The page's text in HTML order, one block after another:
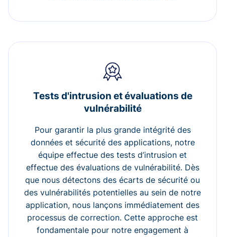
Tests d'intrusion et évaluations de
vulnérabilité
Pour garantir la plus grande intégrité des
données et sécurité des applications, notre
équipe effectue des tests d’intrusion et
effectue des évaluations de vulnérabilité. Dès
que nous détectons des écarts de sécurité ou
des vulnérabilités potentielles au sein de notre
application, nous lançons immédiatement des
processus de correction. Cette approche est
fondamentale pour notre engagement à